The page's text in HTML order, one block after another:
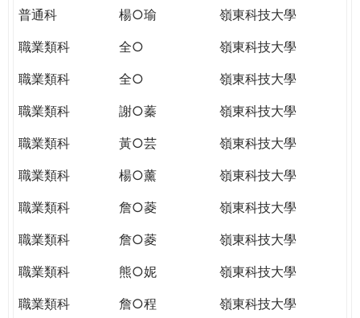
普通科
楊○瑜
嶺東科技大學
職業類科
全○
嶺東科技大學
職業類科
全○
嶺東科技大學
職業類科
謝○蓁
嶺東科技大學
職業類科
黃○芸
嶺東科技大學
職業類科
楊○薰
嶺東科技大學
職業類科
詹○菱
嶺東科技大學
職業類科
詹○菱
嶺東科技大學
職業類科
熊○妮
嶺東科技大學
職業類科
詹○程
嶺東科技大學